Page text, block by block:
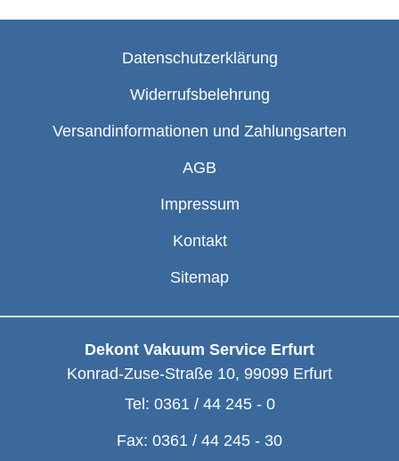
Datenschutzerklärung
Widerrufsbelehrung
Versandinformationen und Zahlungsarten
AGB
Impressum
Kontakt
Sitemap
Dekont Vakuum Service Erfurt
Konrad-Zuse-Straße 10, 99099 Erfurt
Tel: 0361 / 44 245 - 0
Fax: 0361 / 44 245 - 30